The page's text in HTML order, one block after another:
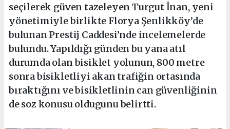
seçilerek güven tazeleyen Turgut İnan, yeni
yönetimiyle birlikte Florya Şenlikköy’de
bulunan Prestij Caddesi’nde incelemelerde
bulundu. Yapıldığı günden bu yana atıl
durumda olan bisiklet yolunun, 800 metre
sonra bisikletliyi akan trafiğin ortasında
bıraktığını ve bisikletlinin can güvenliğinin
de soz konusu oldugunu belirtti.